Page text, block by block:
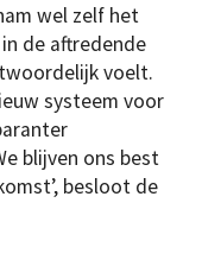
wel zelf het
de aftredende
voelt.
systeem voor
blijven ons best
besloot de